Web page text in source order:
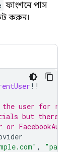
ফাংশনে পাস
করুন।
!!
user for re-
but there
or
,